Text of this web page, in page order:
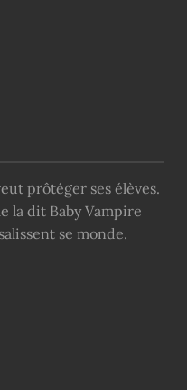
prôtéger ses élèves.
la dit Baby Vampire
se monde.